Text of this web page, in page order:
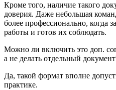
Кроме того, наличие такого
доверия. Даже небольшая
более профессионально, когда
работы и готов их соблюдать.
Можно ли включить это доп.
а не делать отдельный
Да, такой формат вполне
практике.